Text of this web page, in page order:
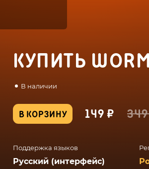
КУПИТЬ
В наличии
В КОРЗИНУ 149 ₽
Поддержка языков
Русский (интерфейс)